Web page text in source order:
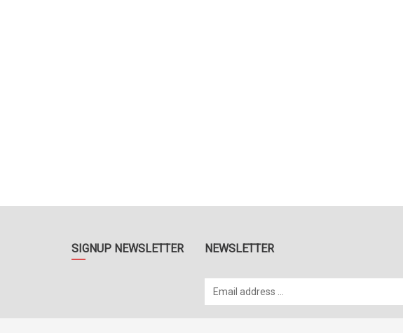
SIGNUP NEWSLETTER NEWSLETTER